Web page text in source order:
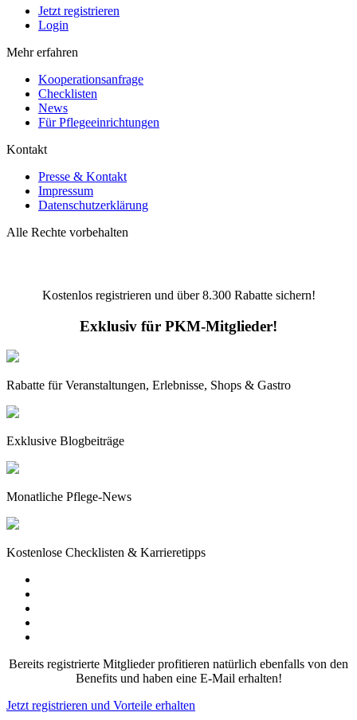
Jetzt registrieren
Login
Mehr erfahren
Kooperationsanfrage
Checklisten
News
Für Pflegeeinrichtungen
Kontakt
Presse & Kontakt
Impressum
Datenschutzerklärung
Alle Rechte vorbehalten
Kostenlos registrieren und über8.300Rabatte sichern!
Exklusiv für PKM-Mitglieder!
Rabatte für Veranstaltungen, Erlebnisse, Shops & Gastro
Exklusive Blogbeiträge
Monatliche Pflege-News
Kostenlose Checklisten & Karrieretipps
Bereits registrierte Mitglieder profitieren natürlich ebenfalls von den
Benefits und haben eine E-Mail erhalten!
Jetzt registrieren und Vorteile erhalten